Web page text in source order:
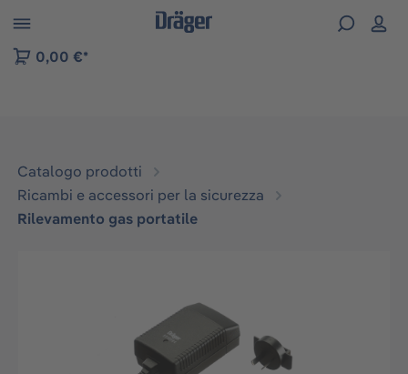
Skip to B2B platform navigation
0,00 €*
Catalogo prodotti
Ricambi e accessori per la sicurezza
Rilevamento gas portatile